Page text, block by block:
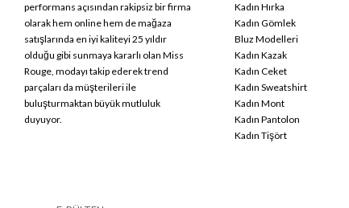
performans açısından rakipsiz bir firma
olarak hem online hem de mağaza
satışlarında en iyi kaliteyi 25 yıldır
olduğu gibi sunmaya kararlı olan Miss
Rouge, modayı takip ederek trend
parçaları da müşterileri ile
buluşturmaktan büyük mutluluk
duyuyor.
Kadın Hırka
Kadın Gömlek
Bluz Modelleri
Kadın Kazak
Kadın Ceket
Kadın Sweatshirt
Kadın Mont
Kadın Pantolon
Kadın Tişört